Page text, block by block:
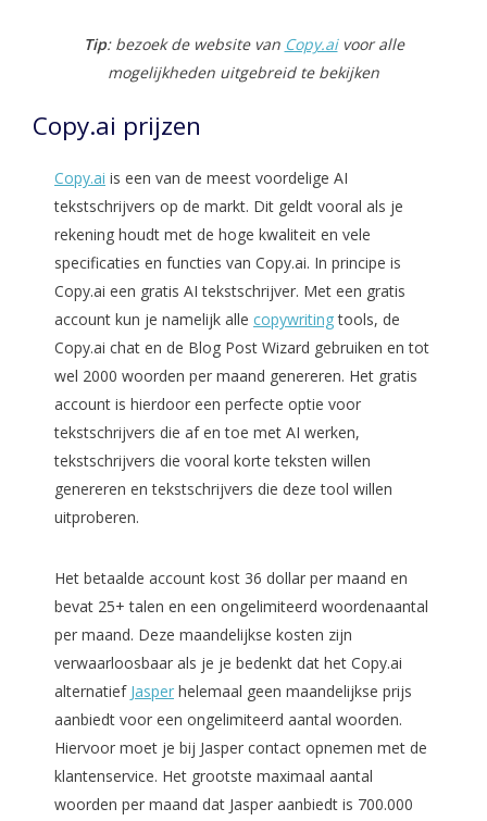
Tip: bezoek de website van Copy.aivoor alle
mogelijkheden uitgebreid te bekijken
Copy.ai prijzen
Copy.ai is een van de meest voordelige AI
tekstschrijvers op de markt. Dit geldt vooral als je
rekening houdt met de hoge kwaliteit en vele
specificaties en functies van Copy.ai. In principe is
Copy.ai een gratis AI tekstschrijver. Met een gratis
account kun je namelijk alle copywritingtools, de
Copy.ai chat en de Blog Post Wizard gebruiken en tot
wel 2000 woorden per maand genereren. Het gratis
account is hierdoor een perfecte optie voor
tekstschrijvers die af en toe met AI werken,
tekstschrijvers die vooral korte teksten willen
genereren en tekstschrijvers die deze tool willen
uitproberen.
Het betaalde account kost 36 dollar per maand en
bevat 25+ talen en een ongelimiteerd woordenaantal
per maand. Deze maandelijkse kosten zijn
verwaarloosbaar als je je bedenkt dat het Copy.ai
alternatief Jasper helemaal geen maandelijkse prijs
aanbiedt voor een ongelimiteerd aantal woorden.
Hiervoor moet je bij Jasper contact opnemen met de
klantenservice. Het grootste maximaal aantal
woorden per maand dat Jasper aanbiedt is 700.000